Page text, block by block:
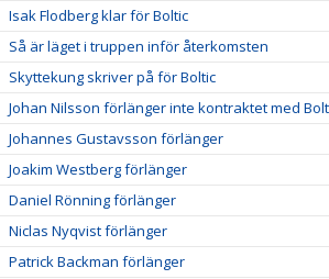
Isak Flodberg klar för Boltic
Så är läget i truppen inför återkomsten
Skyttekung skriver på för Boltic
Johan Nilsson förlänger inte kontraktet med
Johannes Gustavsson förlänger
Joakim Westberg förlänger
Daniel Rönning förlänger
Niclas Nyqvist förlänger
Patrick Backman förlänger